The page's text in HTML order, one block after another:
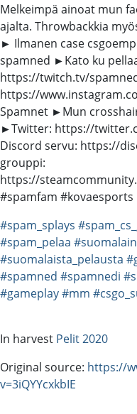
Melkeimpä ainoat mun
ajalta. Throwbackkia
► Ilmanen case
spamned ►Kato ku
https://twitch.tv/
https://
Spamnet ►Mun
►Twitter: https://
Discord servu: https://
grouppi:
https://
#spamfam #kovaesports
#spam_splays
#spam_pelaa
#suomalaista_pelausta
#spamned #spamnedi
#gameplay#mm
In harvest Pelit 2020
Original source: https://
v=3iQYYcxkbIE